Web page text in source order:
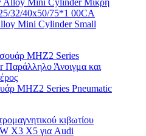
Mini Cylinder Small
MHZ2 Series Pneumatic